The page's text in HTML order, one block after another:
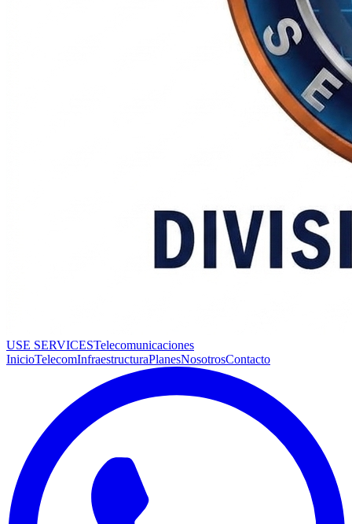
USE SERVICESTelecomunicaciones
InicioTelecomInfraestructuraPlanesNosotrosContacto